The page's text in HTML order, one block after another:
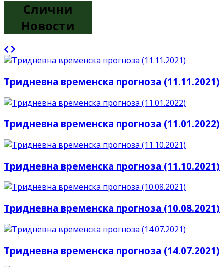
Слични
Новости
Тридневна временска прогноза (11.11.2021)
Тридневна временска прогноза (11.01.2022)
Тридневна временска прогноза (11.10.2021)
Тридневна временска прогноза (10.08.2021)
Тридневна временска прогноза (14.07.2021)